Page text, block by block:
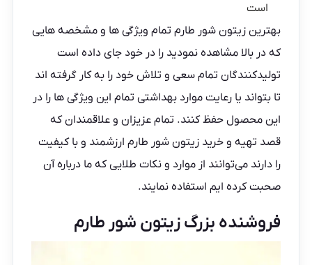
است
بهترین زیتون شور طارم تمام ویژگی ها و مشخصه هایی
که در بالا مشاهده نمودید را در خود جای داده است
تولیدکنندگان تمام سعی و تلاش خود را به کار گرفته اند
تا بتواند یا رعایت موارد بهداشتی تمام این ویژگی ها را در
این محصول حفظ کنند. تمام عزیزان و علاقمندان که
قصد تهیه و خرید زیتون شور طارم ارزشمند و با کیفیت
را دارند می‌توانند از موارد و نکات طلایی که ما درباره آن
صحبت کرده ایم استفاده نمایند.
فروشنده بزرگ زیتون شور طارم